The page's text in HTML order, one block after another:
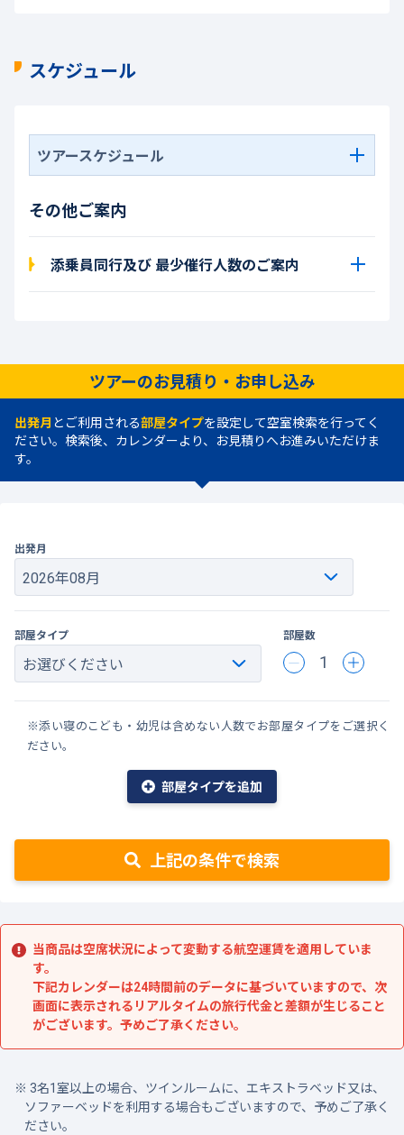
スケジュール
ツアースケジュール
その他ご案内
添乗員同行及び 最少催行人数のご案内
ツアーのお見積り・お申し込み
出発月 とご利用される部屋タイプを設定して空室検索を行ってく
ださい。検索後、カレンダーより、お見積りへお進みいただけま
す。
出発月
部屋タイプ 部屋数
1
※添い寝のこども・幼児は含めない人数でお部屋タイプをご選択く
ださい。
部屋タイプを追加
上記の条件で検索
当商品は空席状況によって変動する航空運賃を適用していま
す。
下記カレンダーは24時間前のデータに基づいていますので、次
画面に表示されるリアルタイムの旅行代金と差額が生じること
がございます。予めご了承ください。
3名1室以上の場合、ツインルームに、エキストラベッド又は、
ソファーベッドを利用する場合もございますので、予めご了承く
ださい。